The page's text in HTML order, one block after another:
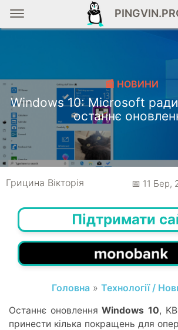
📰 НОВИНИ
Windows 10: Microsoft
останнє
Грицина Вікторія 📅 11 Бер,
Підтримати
Головна » Технології /
Останнє оновленняWindows 10,
принести кілька покращень для